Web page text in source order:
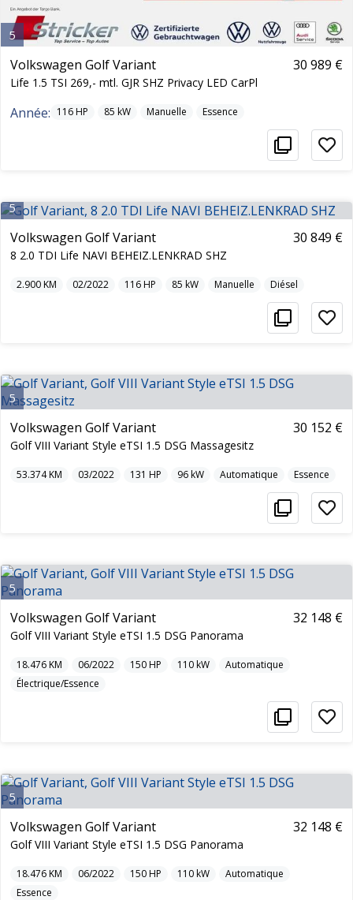
5
Volkswagen Golf Variant
Life 1.5 TSI 269,- mtl. GJR SHZ Privacy LED CarPl
30 989 €
Année: 116HP 85 kW Manuelle Essence
5
Volkswagen Golf Variant
8 2.0 TDI Life NAVI BEHEIZ.LENKRAD SHZ
30 849 €
2.900KM 02/2022 116HP 85 kW Manuelle Diésel
5
Volkswagen Golf Variant
Golf VIII Variant Style eTSI 1.5 DSG Massagesitz
30 152 €
53.374KM 03/2022 131 HP 96kW Automatique Essence
5
Volkswagen Golf Variant
Golf VIII Variant Style eTSI 1.5 DSG Panorama
32 148 €
18.476KM 06/2022 150HP 110kW
Automatique
Électrique/Essence
5
Volkswagen Golf Variant
Golf VIII Variant Style eTSI 1.5 DSG Panorama
32 148 €
18.476KM 06/2022 150HP 110kW
Automatique
Essence